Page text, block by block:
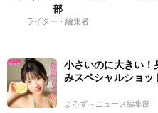
部
ライター・編集者
小さいのに大きい！
みスペシャルショ
よろず～ニュース編集部